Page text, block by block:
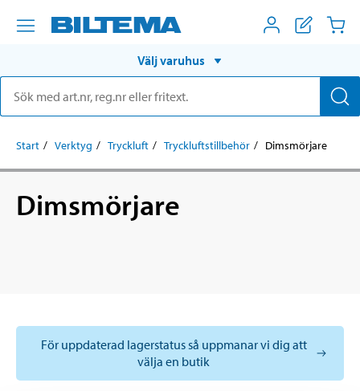
Välj varuhus
Start Verktyg Tryckluft Tryckluftstillbehör Dimsmörjare
Dimsmörjare
För uppdaterad lagerstatus så uppmanar vi dig att
välja en butik